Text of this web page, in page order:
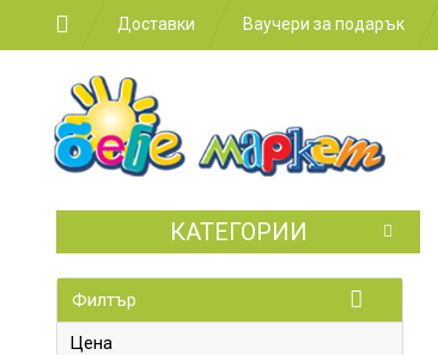
Доставки Ваучери за подарък
КАТЕГОРИИ
Филтър
Цена